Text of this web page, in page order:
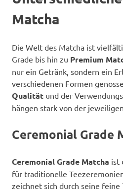
Matcha
Die Welt des Matcha ist
Grade bis hin zu Premium
nur ein Getränk, sondern ein
verschiedenen Formen
Qualität und der
hängen stark von der
Ceremonial Grade
Ceremonial Grade Matcha ist
für traditionelle
zeichnet sich durch seine feine